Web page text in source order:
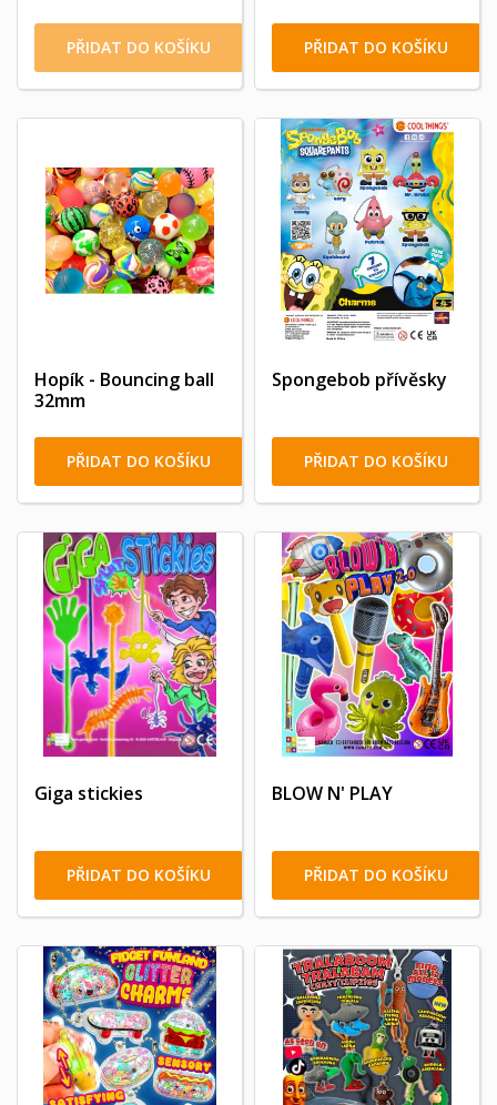
PŘIDAT DO KOŠÍKU PŘIDAT DO KOŠÍKU
Hopík - Bouncing ball
32mm
PŘIDAT DO KOŠÍKU
Spongebob přívěsky
PŘIDAT DO KOŠÍKU
Giga stickies
PŘIDAT DO KOŠÍKU
BLOW N' PLAY
PŘIDAT DO KOŠÍKU